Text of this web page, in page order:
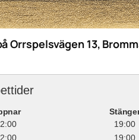
Orrspelsvägen 13,
19:00
19:00